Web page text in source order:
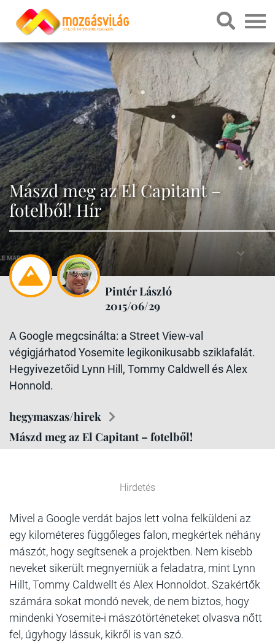
Mászd meg az El Capitant –
fotelből! Hír
Pintér László
2015/06/29
A Google megcsinálta: a Street View-val
végigjárhatod Yosemite legikonikusabb sziklafalát.
Hegyivezetőid Lynn Hill, Tommy Caldwell és Alex
Honnold.
hegymaszas/hirek
Mászd meg az El Capitant – fotelből!
Hirdetés
Mivel a Google verdát bajos lett volna felküldeni az
egy kilométeres függőleges falon, megkértek néhány
mászót, hogy segítsenek a projektben. Nem kisebb
neveket sikerült megnyerniük a feladatra, mint Lynn
Hillt, Tommy Caldwellt és Alex Honnoldot. Szakértők
számára sokat mondó nevek, de nem biztos, hogy
mindenki Yosemite-i mászótörténeteket olvasva nőtt
fel, úgyhogy lássuk, kikről is van szó.